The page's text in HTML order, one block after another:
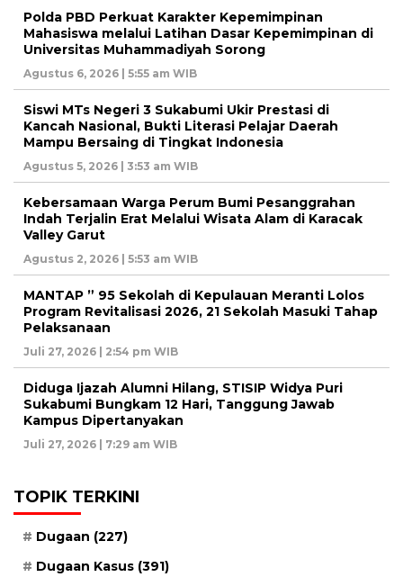
Polda PBD Perkuat Karakter Kepemimpinan
Mahasiswa melalui Latihan Dasar Kepemimpinan di
Universitas Muhammadiyah Sorong
Agustus 6, 2026 | 5:55 am WIB
Siswi MTs Negeri 3 Sukabumi Ukir Prestasi di
Kancah Nasional, Bukti Literasi Pelajar Daerah
Mampu Bersaing di Tingkat Indonesia
Agustus 5, 2026 | 3:53 am WIB
Kebersamaan Warga Perum Bumi Pesanggrahan
Indah Terjalin Erat Melalui Wisata Alam di Karacak
Valley Garut
Agustus 2, 2026 | 5:53 am WIB
MANTAP ” 95 Sekolah di Kepulauan Meranti Lolos
Program Revitalisasi 2026, 21 Sekolah Masuki Tahap
Pelaksanaan
Juli 27, 2026 | 2:54 pm WIB
Diduga Ijazah Alumni Hilang, STISIP Widya Puri
Sukabumi Bungkam 12 Hari, Tanggung Jawab
Kampus Dipertanyakan
Juli 27, 2026 | 7:29 am WIB
TOPIK TERKINI
Dugaan (227)
Dugaan Kasus (391)